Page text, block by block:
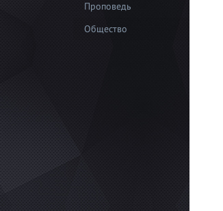
Проповедь
Общество